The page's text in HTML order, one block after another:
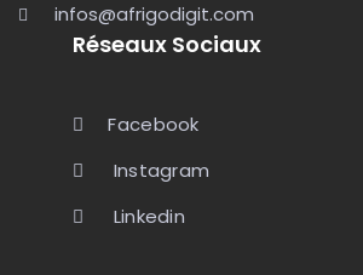
infos@afrigodigit.com
Réseaux Sociaux
Facebook
Instagram
Linkedin